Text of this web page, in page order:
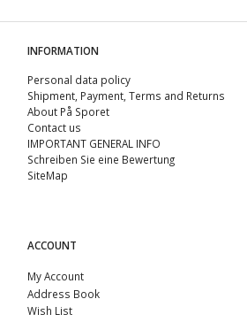
INFORMATION
Personal data policy
Shipment, Payment, Terms and Returns
About På Sporet
Contact us
IMPORTANT GENERAL INFO
Schreiben Sie eine Bewertung
SiteMap
ACCOUNT
My Account
Address Book
Wish List